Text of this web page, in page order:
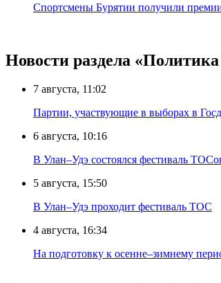
Спортсмены Бурятии получили
Новости раздела
7 августа, 11:02
Партии, участвующие в выборах в
6 августа, 10:16
В Улан–Удэ состоялся фестиваль
5 августа, 15:50
В Улан–Удэ проходит фестиваль ТОС
4 августа, 16:34
На подготовку к осенне–зимнему